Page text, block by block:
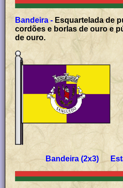
Bandeira - Esquartelada de
cordões e borlas de ouro e
de ouro.
Bandeira (2x3)